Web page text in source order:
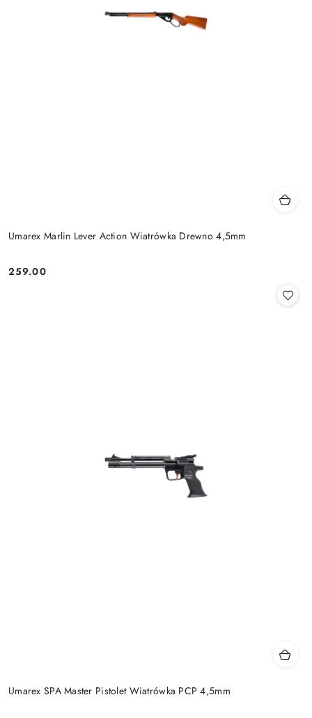
Umarex Marlin Lever Action Wiatrówka Drewno 4,5mm
Cena:
259.00
Umarex SPA Master Pistolet Wiatrówka PCP 4,5mm